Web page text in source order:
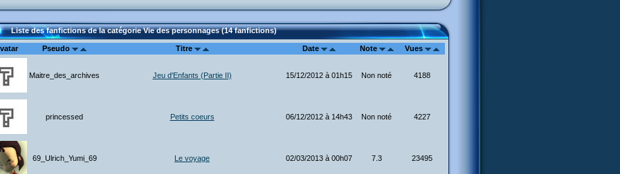
Liste des fanfictions de la catégorie Vie des personnages (14 fanfictions)
Pseudo Titre Date Note Vues
Maitre_des_archives Jeu d'Enfants (Partie II) 15/12/2012 à 01h15 Non noté 4188
princessed Petits coeurs 06/12/2012 à 14h43 Non noté 4227
69_Ulrich_Yumi_69 Le voyage 02/03/2013 à 00h07 7.3 23495